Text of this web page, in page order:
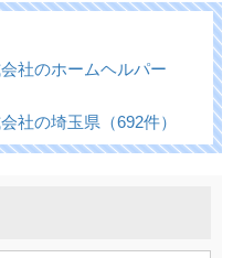
社のホームヘルパー
社の埼玉県（692件）